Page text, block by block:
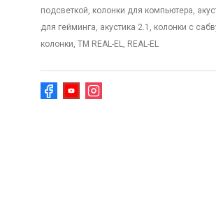
подсветкой, колонки для компьютера,
для гейминга, акустика 2.1, колонки с
колонки, TM REAL-EL, REAL-EL